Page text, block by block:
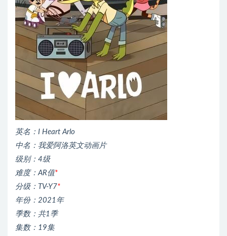
英名：I Heart Arlo
中名：我爱阿洛英文动画片
级别：4级
难度：AR值*
分级：TV-Y7*
年份：2021年
季数：共1季
集数：19集